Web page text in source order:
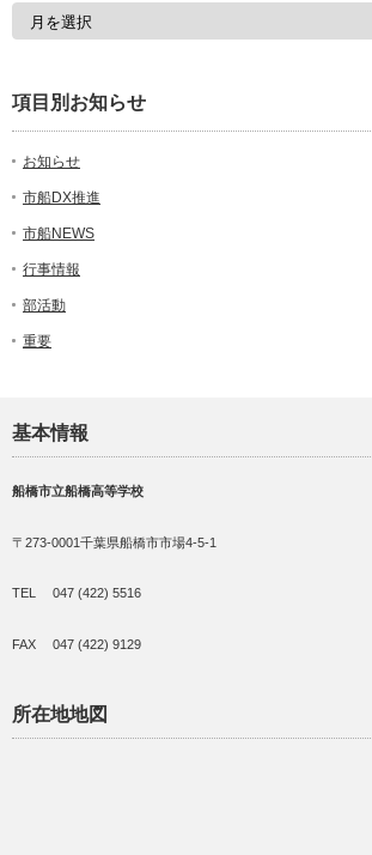
項目別お知らせ
お知らせ
市船DX推進
市船NEWS
行事情報
部活動
重要
基本情報
船橋市立船橋高等学校
〒273-0001千葉県船橋市市場4-5-1
TEL 047 (422) 5516
FAX 047 (422) 9129
所在地地図